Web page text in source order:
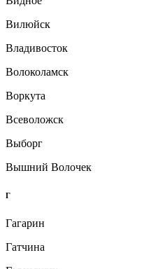
Вилюйск
Владивосток
Волоколамск
Воркута
Всеволожск
Выборг
Вышний Волочек
Г
Гагарин
Гатчина